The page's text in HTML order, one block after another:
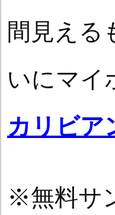
間見える
いにマイ
カリビア
※無料サ